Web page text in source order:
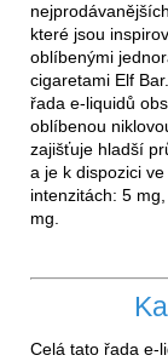
které jsou
oblíbenými
cigaretami Elf
řada e-liquidů
oblíbenou
zajišťuje hladší
a je k dispozici ve
intenzitách: 5
mg.
Celá tato řada e-